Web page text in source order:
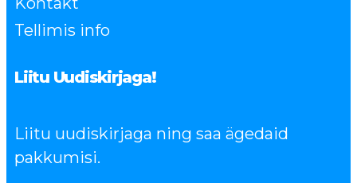
Tellimis info
Liitu Uudiskirjaga!
Liitu uudiskirjaga ning saa ägedaid
pakkumisi.